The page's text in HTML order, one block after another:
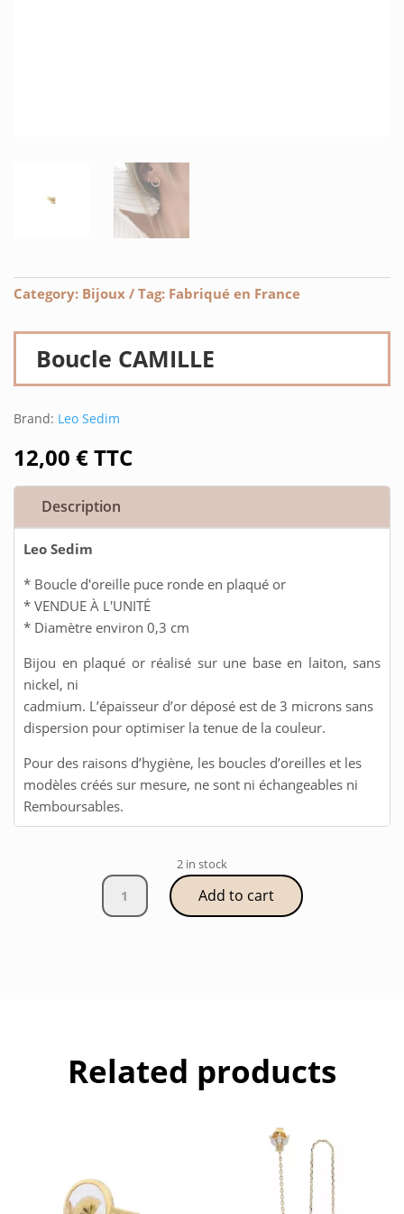
Category: Bijoux Tag: Fabriqué en France
Boucle CAMILLE
Brand: Leo Sedim
12,00 €TTC
Description
Leo Sedim
* Boucle d'oreille puce ronde en plaqué or
* VENDUE À L'UNITÉ
* Diamètre environ 0,3 cm
Bijou en plaqué or réalisé sur une base en laiton, sans
nickel, ni
cadmium. L’épaisseur d’or déposé est de 3 microns sans
dispersion pour optimiser la tenue de la couleur.
Pour des raisons d’hygiène, les boucles d’oreilles et les
modèles créés sur mesure, ne sont ni échangeables ni
Remboursables.
2 in stock
Boucle
CAMILLE
Add to cart
Related products